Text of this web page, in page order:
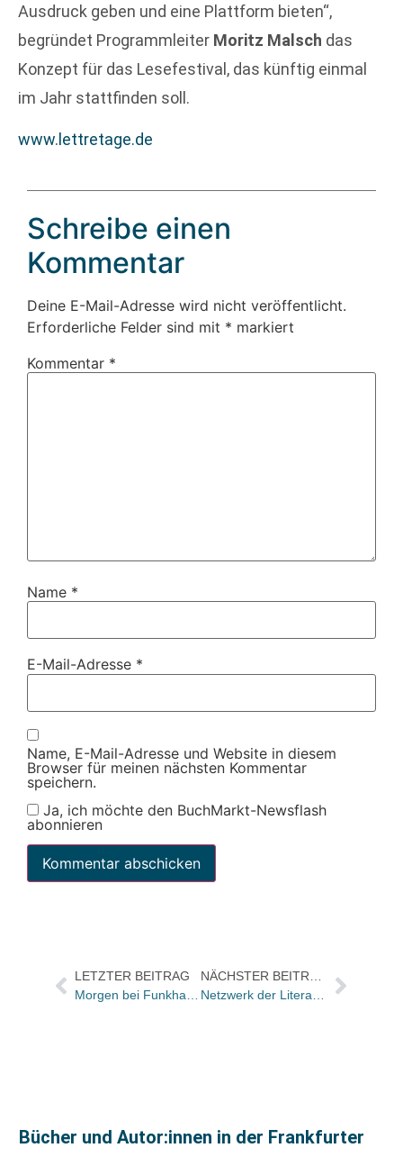
Ausdruck geben und eine Plattform bieten“,
begründet Programmleiter Moritz Malsch das
Konzept für das Lesefestival, das künftig einmal
im Jahr stattfinden soll.
www.lettretage.de
Schreibe einen
Kommentar
Deine E-Mail-Adresse wird nicht veröffentlicht.
Erforderliche Felder sind mit * markiert
Kommentar *
Name *
E-Mail-Adresse *
Name, E-Mail-Adresse und Website in diesem
Browser für meinen nächsten Kommentar
speichern.
Ja, ich möchte den BuchMarkt-Newsflash
abonnieren
LETZTER BEITRAG
Morgen bei Funkhaus Europa: BuchMarkt-Redakteur Matthias Koeffler über den Balkan
NÄCHSTER BEITRAG
Netzwerk der Literaturhäuser verändert seine Organisationsstruktur und erweitert sich
Bücher und Autor:innen in der Frankfurter